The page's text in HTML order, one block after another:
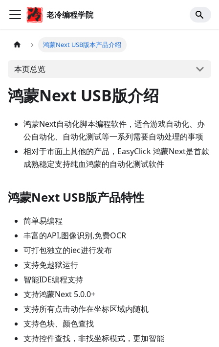
老冷编程学院
鸿蒙Next USB版本产品介绍
本页总览
鸿蒙Next USB版介绍
鸿蒙Next自动化脚本编程软件，适合游戏自动化、办
公自动化、自动化测试等一系列需要自动处理的事项
相对于市面上其他的产品，EasyClick 鸿蒙Next是首款
成熟稳定支持纯血鸿蒙的自动化测试软件
鸿蒙Next USB版产品特性
简单易编程
丰富的API,图像识别,免费OCR
可打包独立的iec进行发布
支持免越狱运行
智能IDE编程支持
支持鸿蒙Next 5.0.0+
支持所有点击动作在坐标区域内随机
支持色块、颜色查找
支持控件查找，非找坐标模式，更加智能